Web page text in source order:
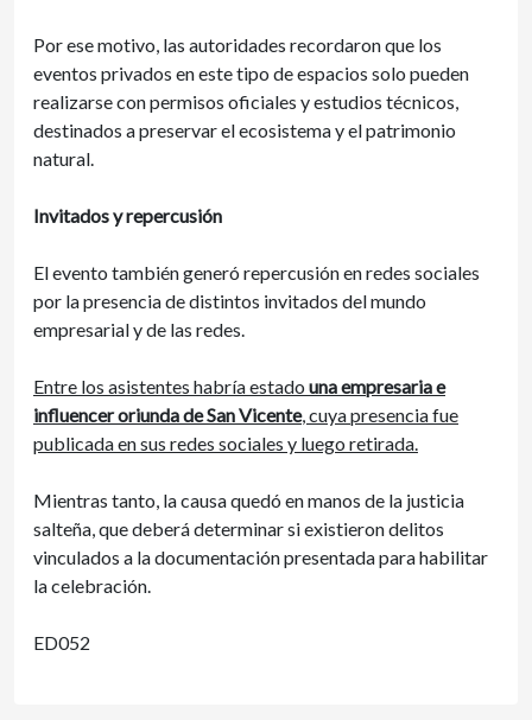
Por ese motivo, las autoridades recordaron que los
eventos privados en este tipo de espacios solo pueden
realizarse con permisos oficiales y estudios técnicos,
destinados a preservar el ecosistema y el patrimonio
natural.
Invitados y repercusión
El evento también generó repercusión en redes sociales
por la presencia de distintos invitados del mundo
empresarial y de las redes.
Entre los asistentes habría estado una empresaria e
influencer oriunda de San Vicente, cuya presencia fue
publicada en sus redes sociales y luego retirada.
Mientras tanto, la causa quedó en manos de la justicia
salteña, que deberá determinar si existieron delitos
vinculados a la documentación presentada para habilitar
la celebración.
ED052